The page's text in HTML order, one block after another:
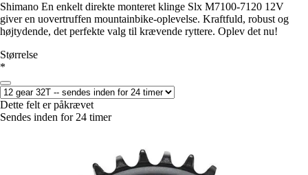
Shimano En enkelt direkte monteret klinge Slx M7100-7120 12V
giver en uovertruffen mountainbike-oplevelse. Kraftfuld, robust og
højtydende, det perfekte valg til krævende ryttere. Oplev det nu!
Størrelse
*
Dette felt er påkrævet
Sendes inden for 24 timer